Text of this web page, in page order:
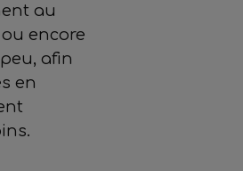
au
encore
afin
en